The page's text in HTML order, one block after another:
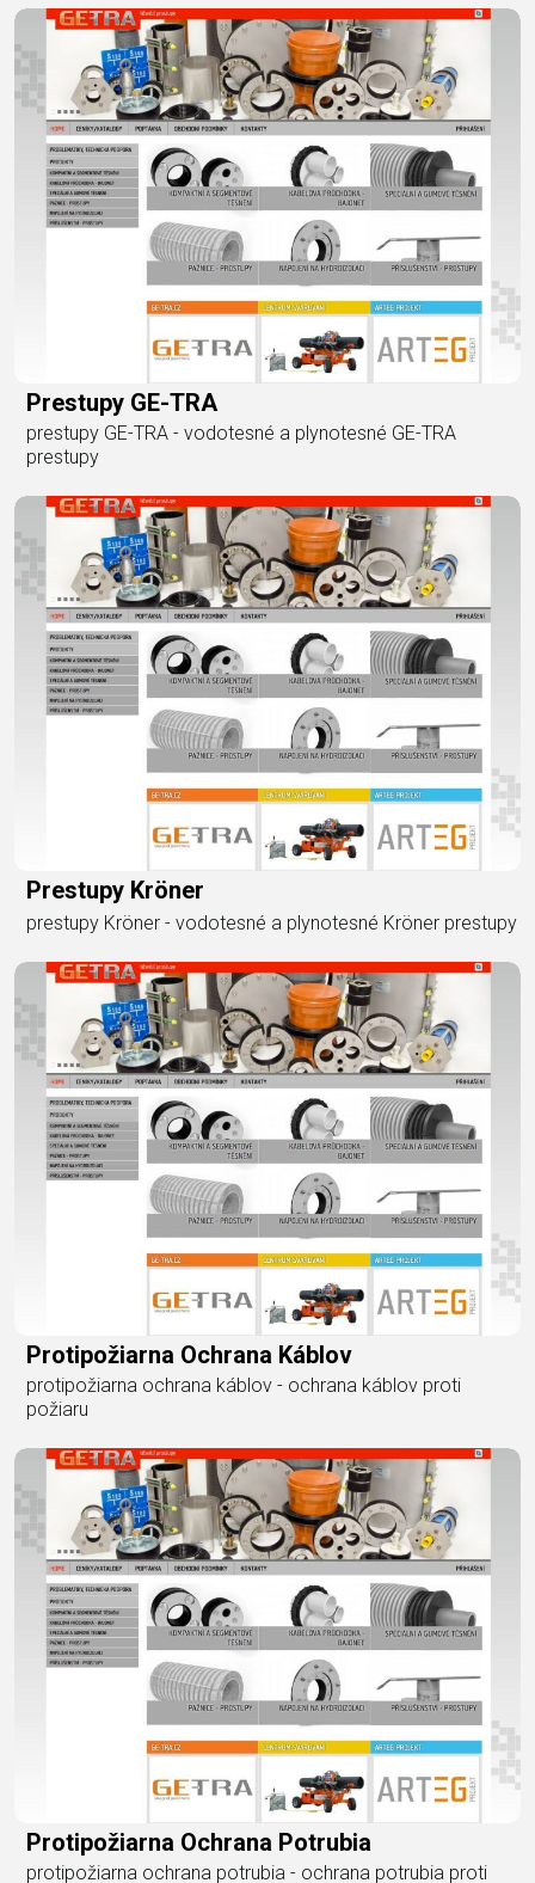
Prestupy GE-TRA
prestupy GE-TRA - vodotesné a plynotesné GE-TRA
prestupy
Prestupy Kröner
prestupy Kröner - vodotesné a plynotesné Kröner prestupy
Protipožiarna Ochrana Káblov
protipožiarna ochrana káblov - ochrana káblov proti
požiaru
Protipožiarna Ochrana Potrubia
protipožiarna ochrana potrubia - ochrana potrubia proti